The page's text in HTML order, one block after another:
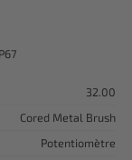
32.00
Cored Metal Brush
Potentiomètre